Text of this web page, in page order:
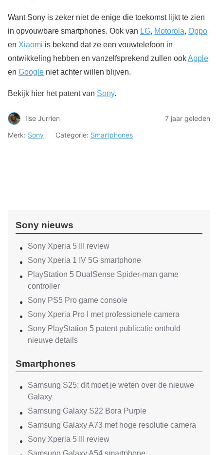
Want Sony is zeker niet de enige die toekomst lijkt te zien
in opvouwbare smartphones. Ook van LG, Motorola, Oppo
en Xiaomi is bekend dat ze een vouwtelefoon in
ontwikkeling hebben en vanzelfsprekend zullen ookApple
en Google niet achter willen blijven.
Bekijk hier het patent van Sony.
Ilse Jurrien
7 jaar geleden
Merk: Sony Categorie: Smartphones
Sony nieuws
Sony Xperia 5 III review
Sony Xperia 1 IV 5G smartphone
PlayStation 5 DualSense Spider-man game
controller
Sony PS5 Pro game console
Sony Xperia Pro I met professionele camera
Sony PlayStation 5 patent publicatie onthuld
nieuwe details
Smartphones
Samsung S25: dit moet je weten over de nieuwe
Galaxy
Samsung Galaxy S22 Bora Purple
Samsung Galaxy A73 met hoge resolutie camera
Sony Xperia 5 III review